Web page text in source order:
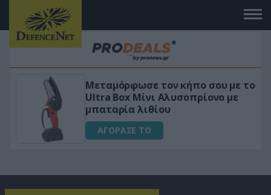
τον κήπο σου με το
Αλυσοπρίονο με
«Μαγική»
για αύξηση της